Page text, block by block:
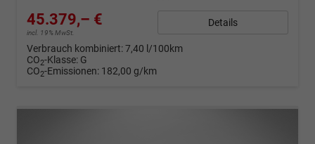
45.379,– €
incl. 19% MwSt.
Details
Verbrauch kombiniert:7,40 l/100km
CO2-Klasse: G
CO2-Emissionen: 182,00 g/km